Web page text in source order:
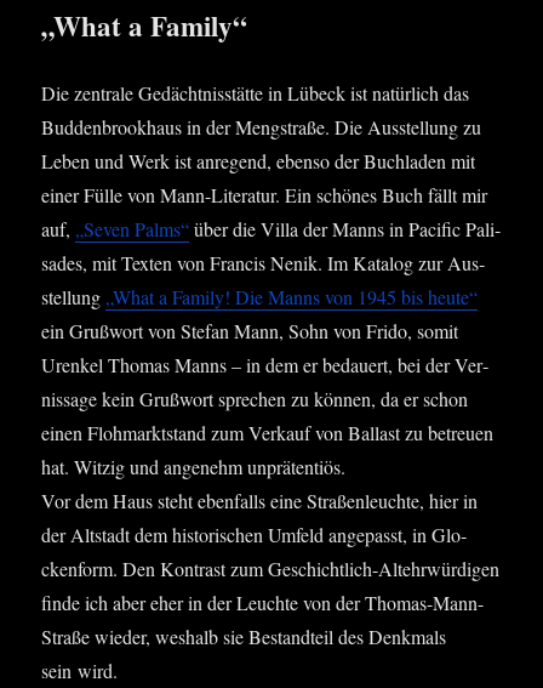
„What a Family“
Die zen­tra­le Gedächt­nis­stät­te in Lübeck ist natür­lich das
Bud­den­brook­haus in der Meng­stra­ße. Die Aus­stel­lung zu
Leben und Werk ist anre­gend, eben­so der Buch­la­den mit
einer Fül­le von Mann-Lite­ra­tur. Ein schö­nes Buch fällt mir
auf,„Seven Palms“über die Vil­la der Manns in Paci­fic Pali­
sa­des, mit Tex­ten von Fran­cis Nenik. Im Kata­log zur Aus­
stel­lung„What a Fami­ly! Die Manns von 1945 bis heu­te“
ein Gruß­wort von Ste­fan Mann, Sohn von Fri­do, somit
Uren­kel Tho­mas Manns – in dem er bedau­ert, bei der Ver­
nis­sa­ge kein Gruß­wort spre­chen zu kön­nen, da er schon
einen Floh­markt­stand zum Ver­kauf von Bal­last zu betreu­en
hat. Wit­zig und ange­nehm unprä­ten­ti­ös.
Vor dem Haus steht eben­falls eine Stra­ßen­leuch­te, hier in
der Alt­stadt dem his­to­ri­schen Umfeld ange­passt, in Glo­
cken­form. Den Kon­trast zum Geschicht­lich-Alt­ehr­wür­di­gen
fin­de ich aber eher in der Leuch­te von der Tho­mas-Mann-
Stra­ße wie­der, wes­halb sie Bestand­teil des Denk­mals
sein wird.